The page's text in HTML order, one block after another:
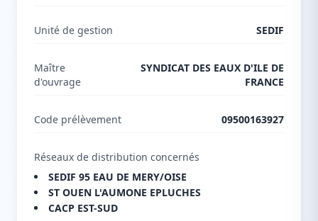
Unité de gestion SEDIF
Maître
d'ouvrage
SYNDICAT DES EAUX D'ILE DE
FRANCE
Code prélèvement 09500163927
Réseaux de distribution concernés
SEDIF 95 EAU DE MERY/OISE
ST OUEN L'AUMONE EPLUCHES
CACP EST-SUD